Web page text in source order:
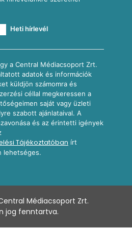
Heti hírlevél
a Central Médiacsoport Zrt.
adatok és információk
küldjön számomra és
céllal megkeressen a
saját vagy üzleti
szabott ajánlataival. A
és az érintetti igények
Tájékoztatóban írt
lehetséges.
Médiacsoport Zrt.
jog fenntartva.